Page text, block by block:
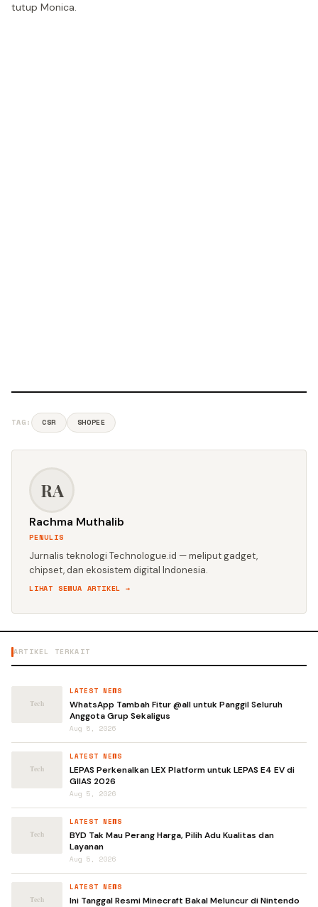
tutup Monica.
TAG: CSR SHOPEE
RA
Rachma Muthalib
PENULIS
Jurnalis teknologi Technologue.id — meliput gadget,
chipset, dan ekosistem digital Indonesia.
LIHAT SEMUA ARTIKEL →
ARTIKEL TERKAIT
LATEST NEWS
WhatsApp Tambah Fitur @all untuk Panggil Seluruh
Anggota Grup Sekaligus
Aug 5, 2026
LATEST NEWS
LEPAS Perkenalkan LEX Platform untuk LEPAS E4 EV di
GIIAS 2026
Aug 5, 2026
LATEST NEWS
BYD Tak Mau Perang Harga, Pilih Adu Kualitas dan
Layanan
Aug 5, 2026
LATEST NEWS
Ini Tanggal Resmi Minecraft Bakal Meluncur di Nintendo